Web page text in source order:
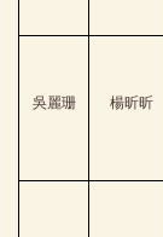
吳麗珊 楊昕昕